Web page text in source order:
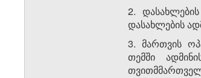
2.
დასახლების
3. მართვის
თემში